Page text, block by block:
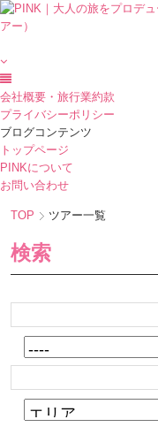
会社概要・旅行業約款
プライバシーポリシー
ブログコンテンツ
トップページ
PINKについて
お問い合わせ
TOP ツアー一覧
検索